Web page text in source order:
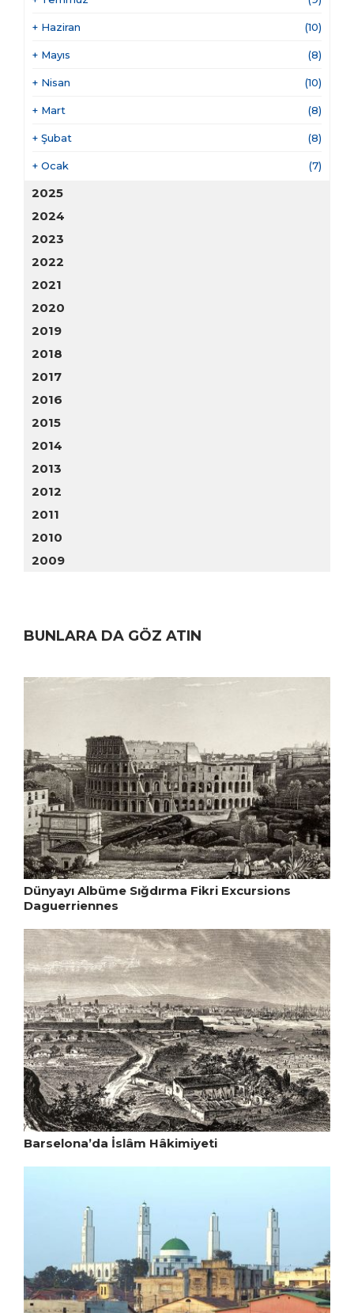
+ Haziran (10)
+ Mayıs (8)
+ Nisan (10)
+ Mart (8)
+ Şubat (8)
+ Ocak (7)
2025
2024
2023
2022
2021
2020
2019
2018
2017
2016
2015
2014
2013
2012
2011
2010
2009
BUNLARA DA GÖZ ATIN
Dünyayı Albüme Sığdırma Fikri Excursions
Daguerriennes
Barselona’da İslâm Hâkimiyeti